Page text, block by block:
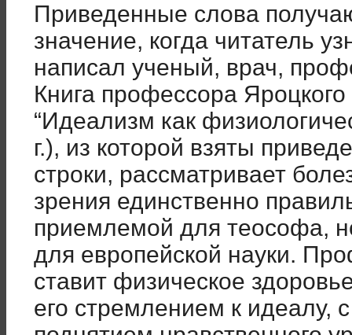
Приведенные слова
значение, когда читатель
написал ученый, врач,
Книга профессора Яроцкого
“Идеализм как
г.), из которой взяты
строки, рассматривает
зрения единственно
приемлемой для теософа,
для европейской науки.
ставит физическое
его стремлением к идеалу, с